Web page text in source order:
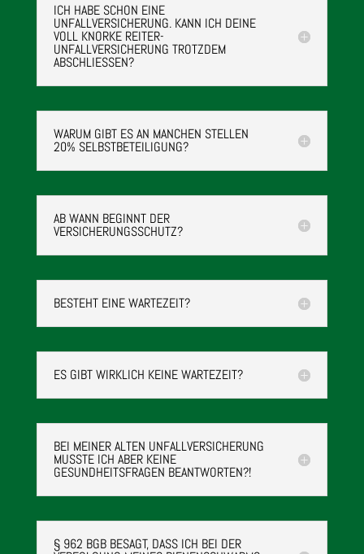
ICH HABE SCHON EINE
UNFALLVERSICHERUNG. KANN ICH DEINE
VOLL KNORKE REITER-
UNFALLVERSICHERUNG TROTZDEM
ABSCHLIESSEN?
WARUM GIBT ES AN MANCHEN STELLEN
20% SELBSTBETEILIGUNG?
AB WANN BEGINNT DER
VERSICHERUNGSSCHUTZ?
BESTEHT EINE WARTEZEIT?
ES GIBT WIRKLICH KEINE WARTEZEIT?
BEI MEINER ALTEN UNFALLVERSICHERUNG
MUSSTE ICH ABER KEINE
GESUNDHEITSFRAGEN BEANTWORTEN?!
§ 962 BGB BESAGT, DASS ICH BEI DER